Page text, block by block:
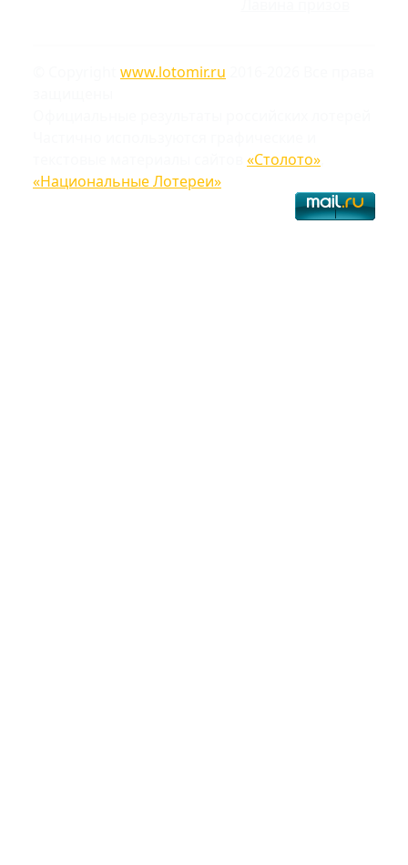
www.lotomir.ru
«Столото»
«Национальные Лотереи»